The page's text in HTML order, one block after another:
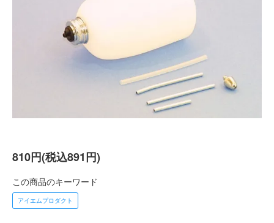
810円(税込891円)
この商品のキーワード
アイエムプロダクト